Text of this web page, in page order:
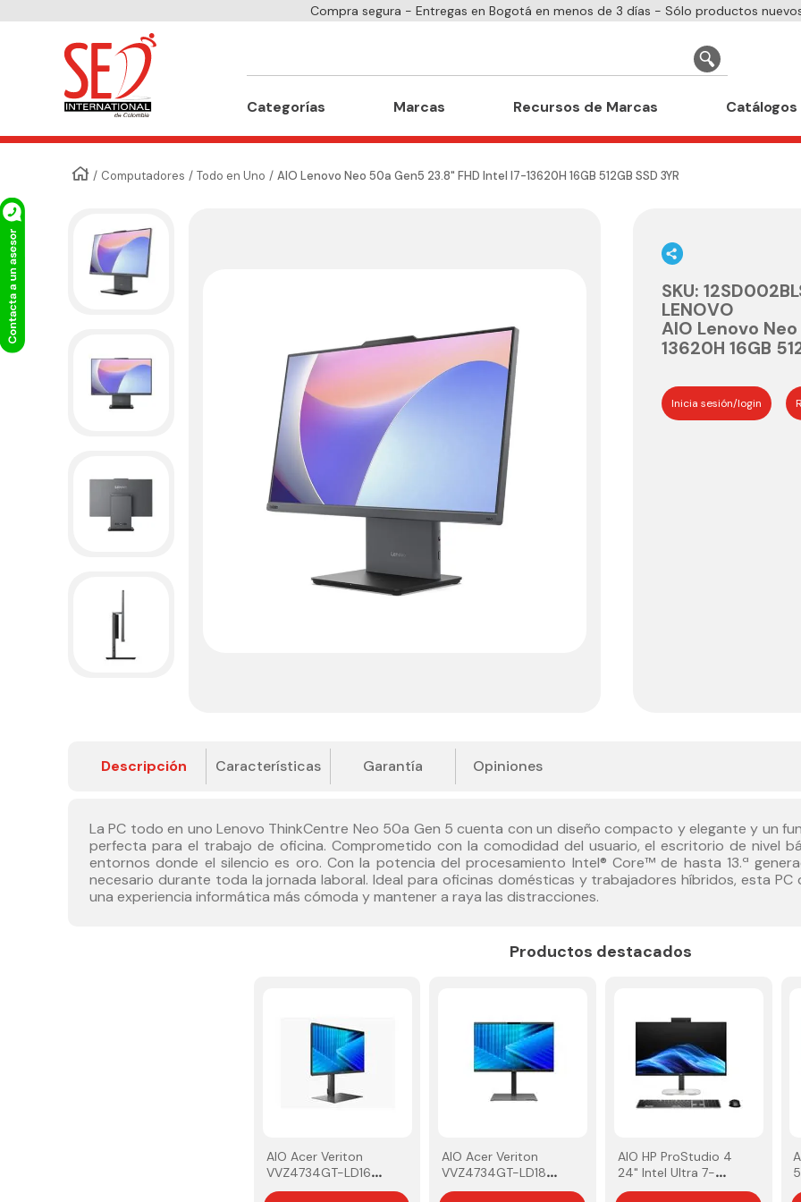
Compra segura - Entregas en Bogotá en menos de 3 días - Sólo productos
Categorías Marcas Recursos de Marcas Catálogos
Computadores Todo en Uno AIO Lenovo Neo 50a Gen5 23.8" FHD Intel I7-13620H 16GB 512GB SSD 3YR
SKU:
LENOVO
AIO Lenovo
13620H 16GB
Inicia sesión/login
Descripción Características Garantía Opiniones
La PC todo en uno Lenovo ThinkCentre Neo 50a Gen 5 cuenta con un diseño compacto y elegante y un
perfecta para el trabajo de oficina. Comprometido con la comodidad del usuario, el escritorio de nivel
entornos donde el silencio es oro. Con la potencia del procesamiento Intel® Core™ de hasta 13.ª
necesario durante toda la jornada laboral. Ideal para oficinas domésticas y trabajadores híbridos, esta
una experiencia informática más cómoda y mantener a raya las distracciones.
Productos destacados
AIO Acer Veriton
VVZ4734GT-LD16
23.8" Intel Ultra 5
AIO Acer Veriton
VVZ4734GT-LD18
23.8" Intel Ultra 7
AIO HP ProStudio 4
24" Intel Ultra 7-
265T 32GB 512GB